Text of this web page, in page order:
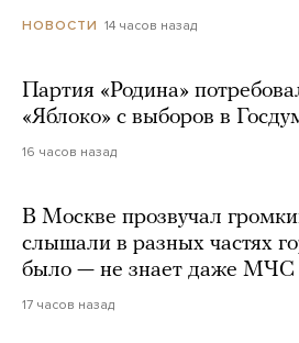
НОВОСТИ 14 часов назад
Партия «Родина»
«Яблоко» с выборов в
16 часов назад
В Москве прозвучал
слышали в разных частях
было — не знает даже МЧС
17 часов назад